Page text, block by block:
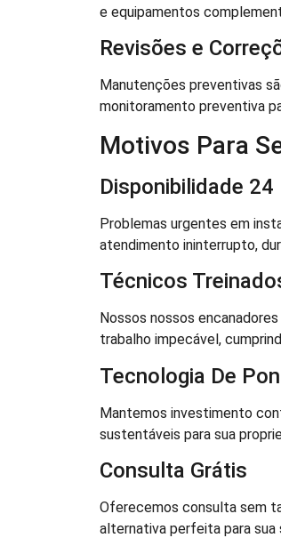
e equipamentos
Revisões e
Manutenções preventivas
monitoramento preventiva
Motivos Para
Disponibilidade 24
Problemas urgentes em
atendimento ininterrupto,
Técnicos
Nossos nossos
trabalho impecável,
Tecnologia De
Mantemos investimento
sustentáveis para sua
Consulta Grátis
Oferecemos consulta sem
alternativa perfeita para sua